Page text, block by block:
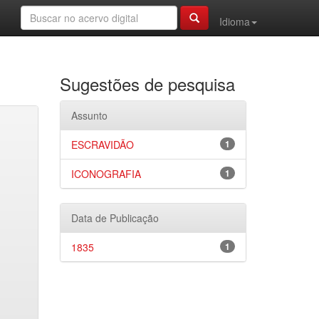
Idioma
Sugestões de pesquisa
Assunto
1
ESCRAVIDÃO
1
ICONOGRAFIA
Data de Publicação
1
1835